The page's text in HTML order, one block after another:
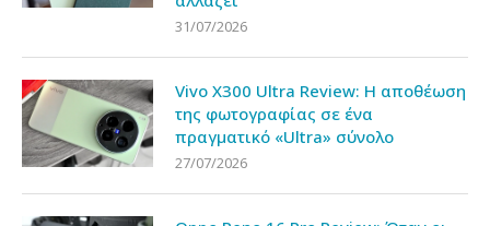
της φωτογραφίας σε ένα
πραγματικό «Ultra» σύνολο
27/07/2026